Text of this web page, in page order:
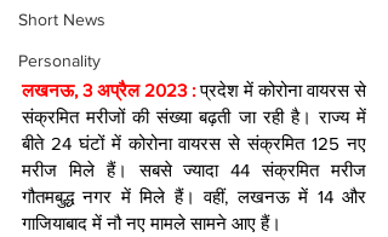
Short News
Personality
लखनऊ, 3 अप्रैल 2023 : प्रदेश में कोरोना वायरस से
संक्रमित मरीजों की संख्या बढ़ती जा रही है। राज्य में
बीते 24 घंटों में कोरोना वायरस से संक्रमित 125 नए
मरीज मिले हैं। सबसे ज्यादा 44 संक्रमित मरीज
गौतमबुद्ध नगर में मिले हैं। वहीं, लखनऊ में 14 और
गाजियाबाद में नौ नए मामले सामने आए हैं।